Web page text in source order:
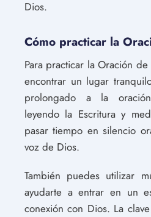
Dios.
Cómo practicar la
Para practicar la Oración
encontrar un lugar
prolongado a la
leyendo la Escritura y
pasar tiempo en silencio
voz de Dios.
También puedes utilizar
ayudarte a entrar en un
conexión con Dios. La